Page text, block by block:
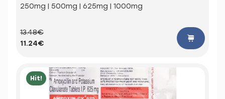
250mg | 500mg | 625mg | 1000mg
13.48€
11.24€
Hit!